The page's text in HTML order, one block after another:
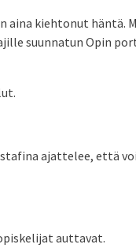
aina kiehtonut häntä.
suunnatun Opin
ajattelee, että
auttavat.